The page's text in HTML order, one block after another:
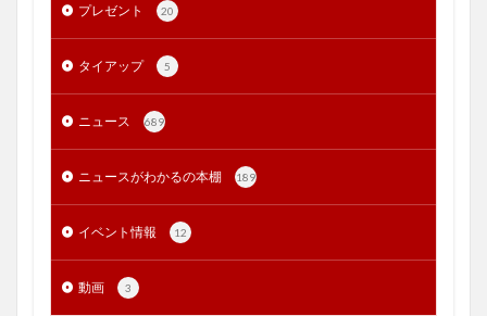
プレゼント 20
タイアップ 5
ニュース 689
ニュースがわかるの本棚 189
イベント情報 12
動画 3